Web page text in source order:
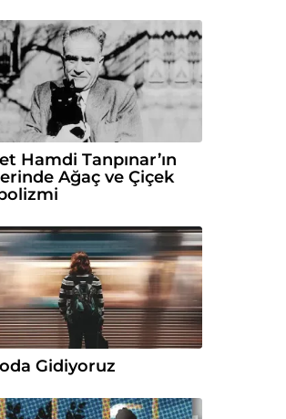
Hamdi Tanpınar’ın
Ağaç ve Çiçek
Gidiyoruz